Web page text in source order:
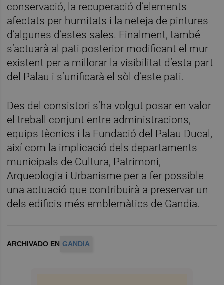
conservació, la recuperació d’elements
afectats per humitats i la neteja de pintures
d’algunes d’estes sales. Finalment, també
s’actuarà al pati posterior modificant el mur
existent per a millorar la visibilitat d’esta part
del Palau i s’unificarà el sòl d’este pati.
Des del consistori s’ha volgut posar en valor
el treball conjunt entre administracions,
equips tècnics i la Fundació del Palau Ducal,
així com la implicació dels departaments
municipals de Cultura, Patrimoni,
Arqueologia i Urbanisme per a fer possible
una actuació que contribuirà a preservar un
dels edificis més emblemàtics de Gandia.
ARCHIVADO EN GANDIA